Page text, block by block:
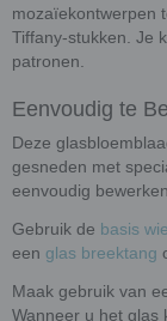
mozaïekontwerpen
Tiffany-stukken. Je
patronen.
Eenvoudig te
Deze
gesneden met
eenvoudig
Gebruik de basis
een glas breektang
Maak gebruik van
Wanneer u het glas